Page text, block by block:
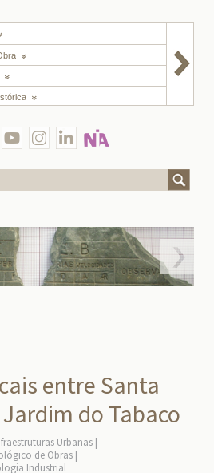
entre Santa
do Tabaco
Urbanas
de Obras
Industrial